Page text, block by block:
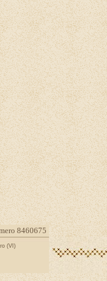
8460675
(VI)